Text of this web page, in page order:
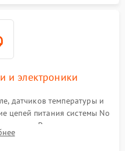
и электроники
датчиков температуры и
цепей питания системы No
Ремонт или замена
алгоритмов.